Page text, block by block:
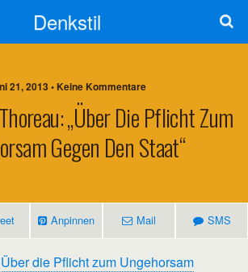
Denkstil
21, 2013 • Keine Kommentare
„Über Die Pflicht Zum
Gegen Den Staat“
Anpinnen Mail SMS
Über die Pflicht zum Ungehorsam